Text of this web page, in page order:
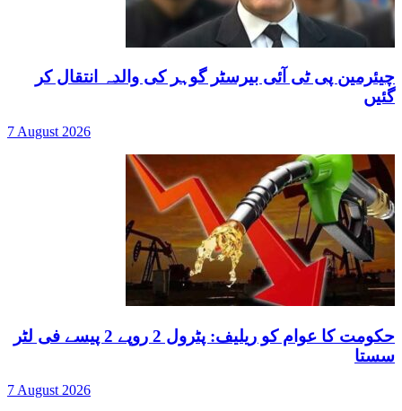
چیئرمین پی ٹی آئی بیرسٹر گوہر کی والدہ انتقال کر
گئیں
7 August 2026
حکومت کا عوام کو ریلیف: پٹرول 2 روپے 2 پیسے فی لٹر
سستا
7 August 2026